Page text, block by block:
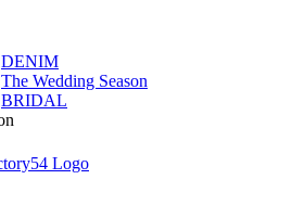
DENIM
The Wedding Season
BRIDAL